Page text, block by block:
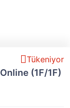
Tükeniyor
(1F/1F)